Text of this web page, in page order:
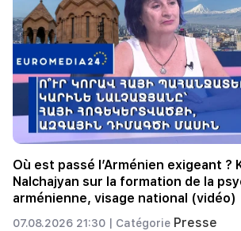
Où est passé l’Arménien exigeant ?
Nalchajyan sur la formation de la
arménienne, visage national (vidéo)
07.08.2026 21:30 | Catégorie Presse